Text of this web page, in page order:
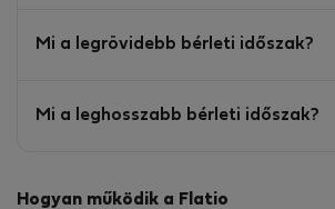
Mi a legrövidebb bérleti időszak?
Mi a leghosszabb bérleti időszak?
Hogyan működik a Flatio